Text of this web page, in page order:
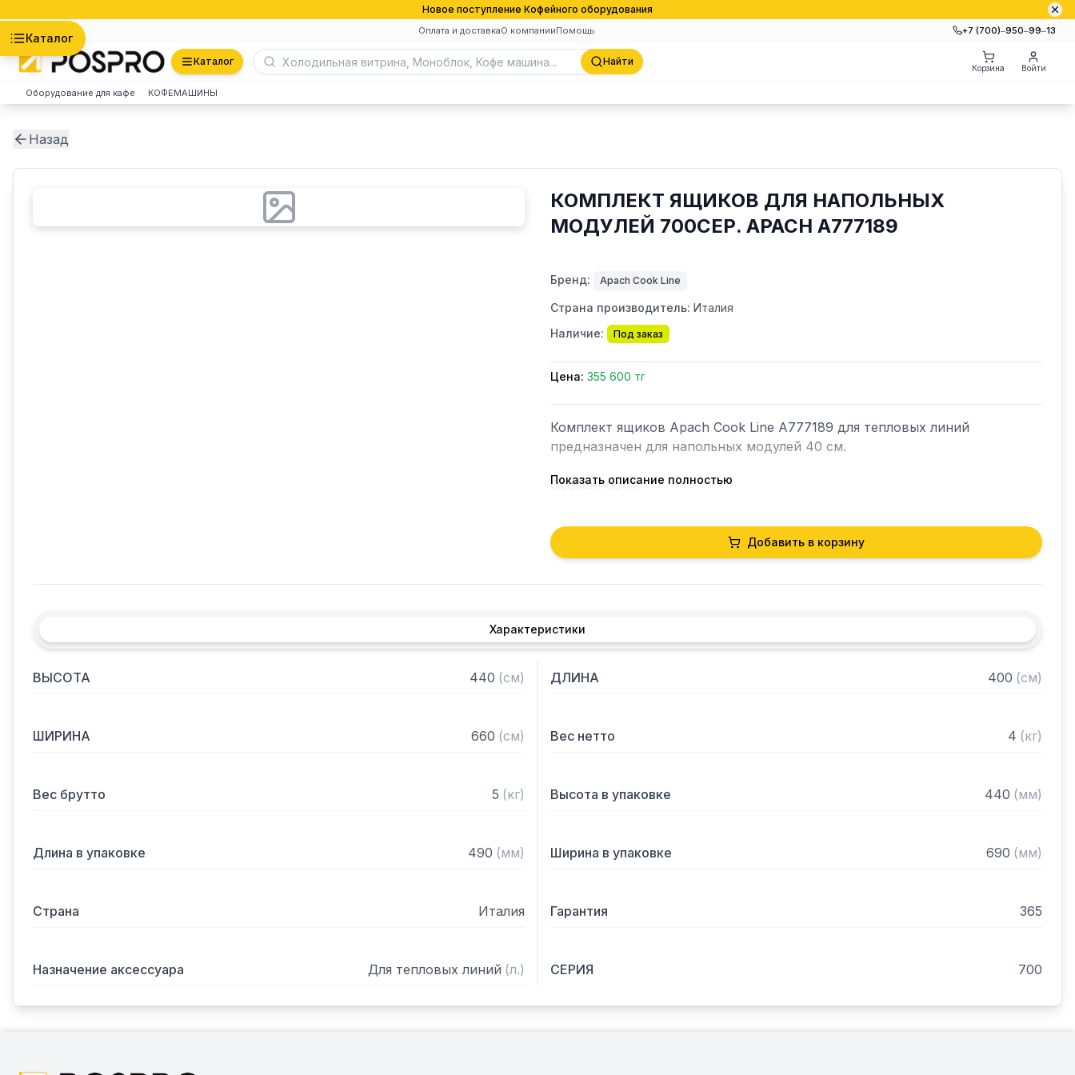
Новое поступление Кофейного оборудования
Оплата и доставкаО компанииПомощь +7 (700)‒950‒99‒13
Каталог
Каталог Найти
Корзина Войти
Оборудование для кафе КОФЕМАШИНЫ
Назад
КОМПЛЕКТ ЯЩИКОВ ДЛЯ НАПОЛЬНЫХ
МОДУЛЕЙ 700СЕР. APACH A777189
Бренд: Apach Cook Line
Страна производитель: Италия
Наличие:
Под заказ
Цена: 355 600 тг
Комплект ящиков Apach Cook Line A777189 для тепловых линий
предназначен для напольных модулей 40 см.
Особенности:
— Изготовлены из нержавеющей стали
— Размер GN1/1
— Оснащены ручками
— В комплекте 2 шт Для уточнения совместимости аксессуаров с
Показать описание полностью
Добавить в корзину
Характеристики
ВЫСОТА 440 (см) ДЛИНА 400 (см)
ШИРИНА 660 (см) Вес нетто 4 (кг)
Вес брутто 5 (кг) Высота в упаковке 440 (мм)
Длина в упаковке 490 (мм) Ширина в упаковке 690 (мм)
Страна Италия Гарантия 365
Назначение аксессуара Для тепловых линий (л.) СЕРИЯ 700